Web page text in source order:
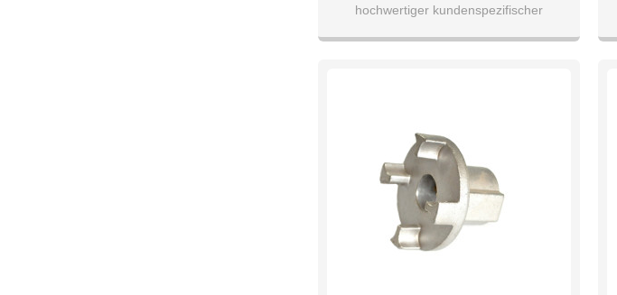
Bearbeitungsservice Gute Qualität
Aluminiumlegierung 7075/5052/6061
hochwertiger kundenspezifischer
7075/5051/6062 von guter Q